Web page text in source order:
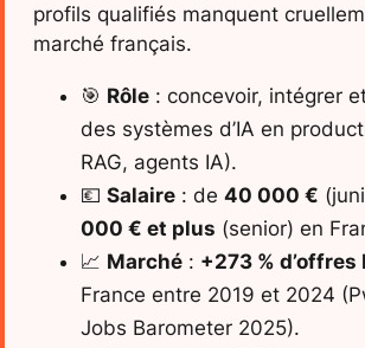
profils qualifiés manquent
marché français.
🎯 Rôle : concevoir, intégrer
des systèmes d’IA en
RAG, agents IA).
💶 Salaire : de 40 000 €
000 € et plus (senior) en
📈 Marché : +273 % d’offres
France entre 2019 et 2024
Jobs Barometer 2025).